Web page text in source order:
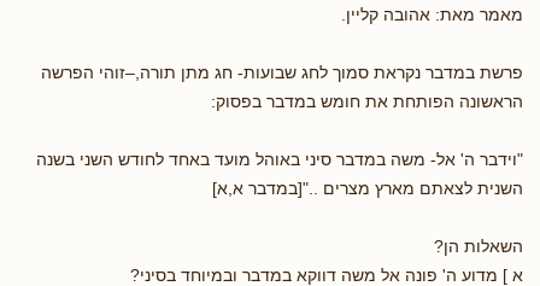
מאמר מאת: אהובה קליין.
פרשת במדבר נקראת סמוך לחג שבועות- חג מתן תורה,–זוהי הפרשה
הראשונה הפותחת את חומש במדבר בפסוק:
"וידבר ה' אל- משה במדבר סיני באוהל מועד באחד לחודש השני בשנה
השנית לצאתם מארץ מצרים .."[במדבר א,א]
השאלות הן?
א ] מדוע ה' פונה אל משה דווקא במדבר ובמיוחד בסיני?